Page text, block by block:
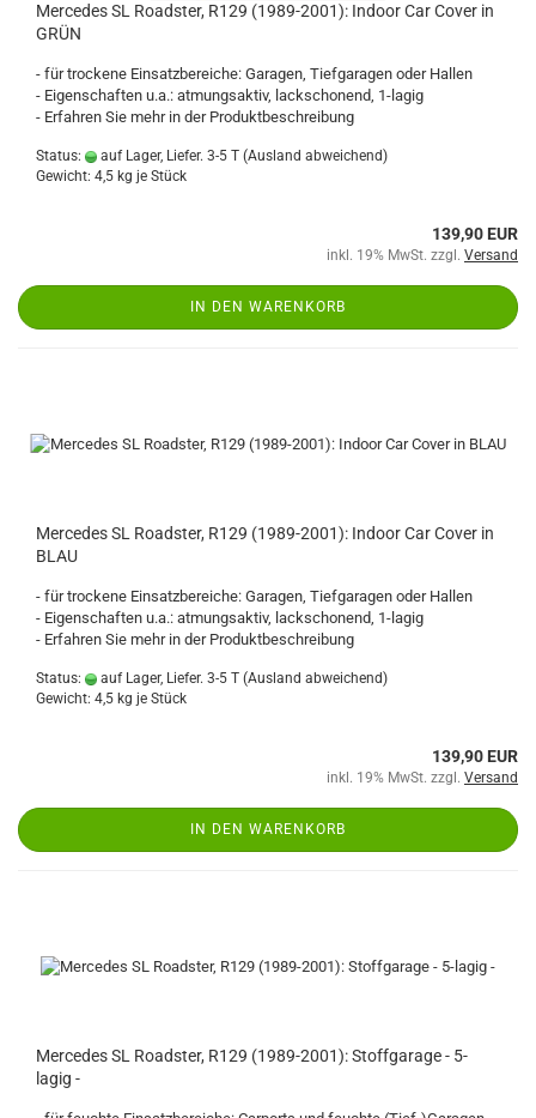
Mercedes SL Roadster, R129 (1989-2001): Indoor Car Cover in
GRÜN
- für trockene Einsatzbereiche: Garagen, Tiefgaragen oder Hallen
- Eigenschaften u.a.: atmungsaktiv, lackschonend, 1-lagig
- Erfahren Sie mehr in der Produktbeschreibung
Status: auf Lager, Liefer. 3-5 T (Ausland abweichend)
Gewicht: 4,5 kg je Stück
139,90 EUR
inkl. 19% MwSt. zzgl. Versand
IN DEN WARENKORB
Mercedes SL Roadster, R129 (1989-2001): Indoor Car Cover in
BLAU
- für trockene Einsatzbereiche: Garagen, Tiefgaragen oder Hallen
- Eigenschaften u.a.: atmungsaktiv, lackschonend, 1-lagig
- Erfahren Sie mehr in der Produktbeschreibung
Status: auf Lager, Liefer. 3-5 T (Ausland abweichend)
Gewicht: 4,5 kg je Stück
139,90 EUR
inkl. 19% MwSt. zzgl. Versand
IN DEN WARENKORB
Mercedes SL Roadster, R129 (1989-2001): Stoffgarage - 5-
lagig -